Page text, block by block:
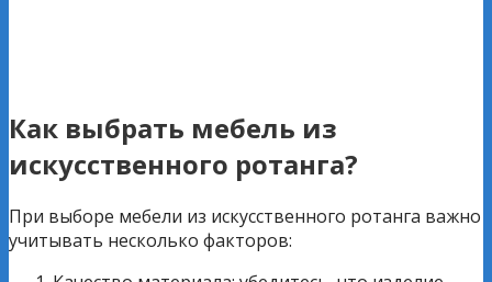
Как выбрать мебель из
искусственного ротанга?
При выборе мебели из искусственного ротанга важно
учитывать несколько факторов: